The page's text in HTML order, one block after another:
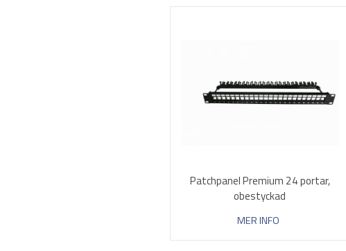
Patchpanel Premium 24 portar,
obestyckad
MER INFO